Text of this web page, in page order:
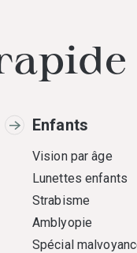
Enfants
Vision par âge
Lunettes enfants
Strabisme
Amblyopie
Spécial